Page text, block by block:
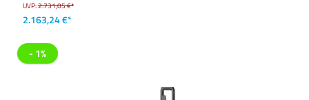
UVP:2.731,05 €*
2.163,24 €*
- 1%